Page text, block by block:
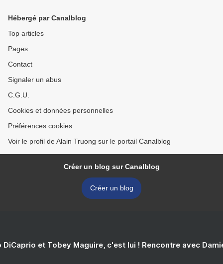
Hébergé par Canalblog
Top articles
Pages
Contact
Signaler un abus
C.G.U.
Cookies et données personnelles
Préférences cookies
Voir le profil de Alain Truong sur le portail Canalblog
Créer un blog sur Canalblog
Créer un blog
DiCaprio et Tobey Maguire, c'est lui ! Rencontre avec